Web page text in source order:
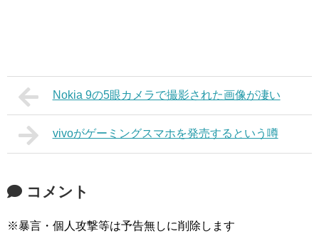
Nokia 9の5眼カメラで撮影された画像が凄い
vivoがゲーミングスマホを発売するという噂
コメント
※暴言・個人攻撃等は予告無しに削除します